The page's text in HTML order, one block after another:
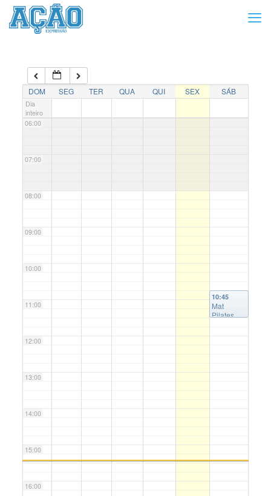
DOM SEG TER QUA QUI SEX SÁB
Dia
inteiro
03:00
05:00
06:00
07:00
08:00
09:00
10:00
11:00
12:00
13:00
14:00
15:00
16:00
10:45
Mat
Pilates